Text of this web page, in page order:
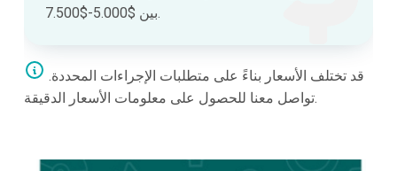
بين $5.000-$7.500.
تواصل معنا للحصول على معلومات الأسعار الدقيقة.